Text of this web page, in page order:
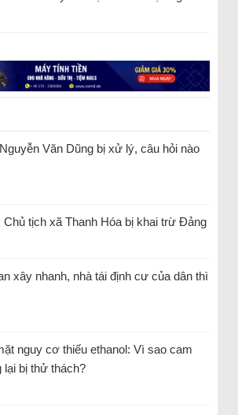
Văn Dũng bị xử lý, câu hỏi nào
Chủ tịch xã Thanh Hóa bị khai trừ Đảng
xây nhanh, nhà tái định cư của dân thì
nguy cơ thiếu ethanol: Vì sao cam
lại bị thử thách?